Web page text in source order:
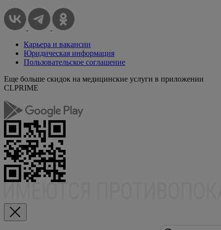
Карьера и вакансии
Юридическая информация
Пользовательское соглашение
Еще больше скидок на медицинские услуги в приложении
CLPRIME